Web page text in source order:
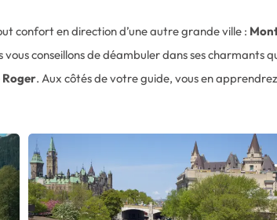
confort en direction d’une autre grande ville :
conseillons de déambuler dans ses charmants
Roger. Aux côtés de votre guide, vous en